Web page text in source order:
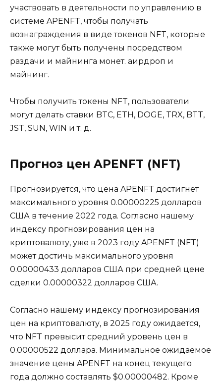
участвовать в деятельности по управлению в
системе APENFT, чтобы получать
вознаграждения в виде токенов NFT, которые
также могут быть получены посредством
раздачи и майнинга монет. аирдроп и
майнинг.
Чтобы получить токены NFT, пользователи
могут делать ставки BTC, ETH, DOGE, TRX, BTT,
JST, SUN, WIN и т. д.
Прогноз цен APENFT (NFT)
Прогнозируется, что цена APENFT достигнет
максимального уровня 0.00000225 долларов
США в течение 2022 года. Согласно нашему
индексу прогнозирования цен на
криптовалюту, уже в 2023 году APENFT (NFT)
может достичь максимального уровня
0.00000433 долларов США при средней цене
сделки 0.00000322 долларов США.
Согласно нашему индексу прогнозирования
цен на криптовалюту, в 2025 году ожидается,
что NFT превысит средний уровень цен в
0.00000522 доллара. Минимальное ожидаемое
значение цены APENFT на конец текущего
года должно составлять $0.00000482. Кроме